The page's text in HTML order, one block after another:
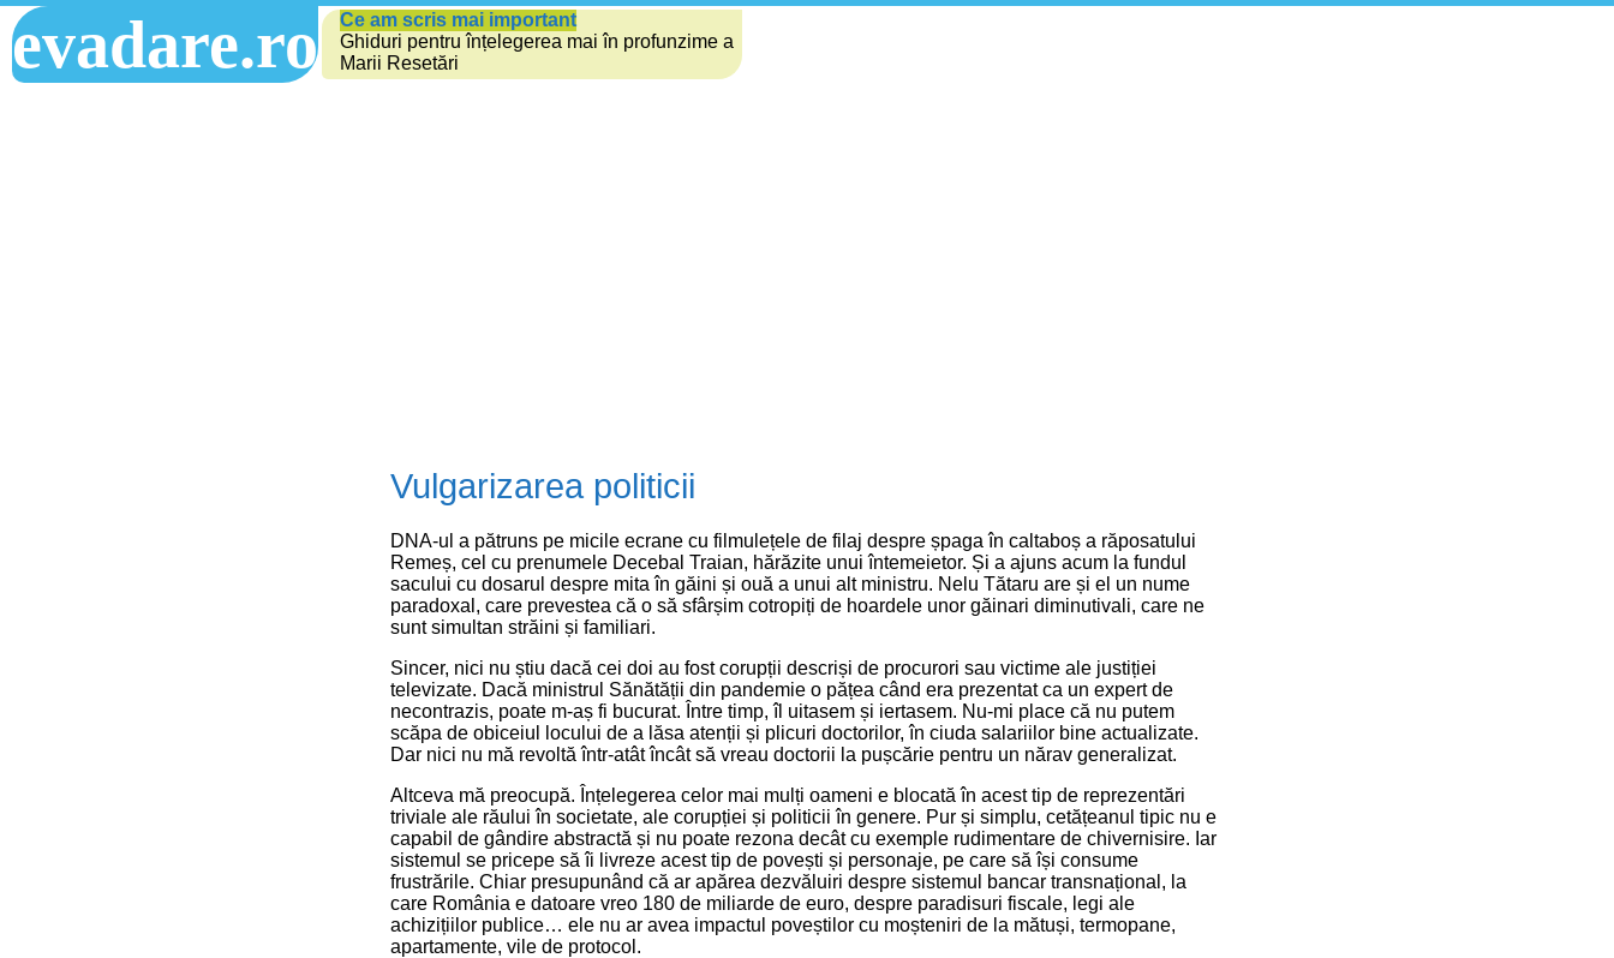
evadare.ro
Ce am scris mai important
Ghiduri pentru înțelegerea mai în profunzime a
Marii Resetări
Vulgarizarea politicii
DNA-ul a pătruns pe micile ecrane cu filmulețele de filaj despre șpaga în caltaboș a răposatului
Remeș, cel cu prenumele Decebal Traian, hărăzite unui întemeietor. Și a ajuns acum la fundul
sacului cu dosarul despre mita în găini și ouă a unui alt ministru. Nelu Tătaru are și el un nume
paradoxal, care prevestea că o să sfârșim cotropiți de hoardele unor găinari diminutivali, care ne
sunt simultan străini și familiari.
Sincer, nici nu știu dacă cei doi au fost corupții descriși de procurori sau victime ale justiției
televizate. Dacă ministrul Sănătății din pandemie o pățea când era prezentat ca un expert de
necontrazis, poate m-aș fi bucurat. Între timp, îl uitasem și iertasem. Nu-mi place că nu putem
scăpa de obiceiul locului de a lăsa atenții și plicuri doctorilor, în ciuda salariilor bine actualizate.
Dar nici nu mă revoltă într-atât încât să vreau doctorii la pușcărie pentru un nărav generalizat.
Altceva mă preocupă. Înțelegerea celor mai mulți oameni e blocată în acest tip de reprezentări
triviale ale răului în societate, ale corupției și politicii în genere. Pur și simplu, cetățeanul tipic nu e
capabil de gândire abstractă și nu poate rezona decât cu exemple rudimentare de chivernisire. Iar
sistemul se pricepe să îi livreze acest tip de povești și personaje, pe care să își consume
frustrările. Chiar presupunând că ar apărea dezvăluiri despre sistemul bancar transnațional, la
care România e datoare vreo 180 de miliarde de euro, despre paradisuri fiscale, legi ale
achizițiilor publice… ele nu ar avea impactul poveștilor cu moșteniri de la mătuși, termopane,
apartamente, vile de protocol.